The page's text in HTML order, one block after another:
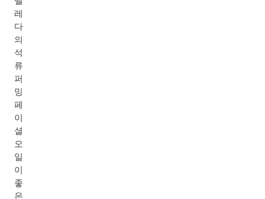
레
다
의
석
류
퍼
밍
페
이
셜
오
일
이
좋
은